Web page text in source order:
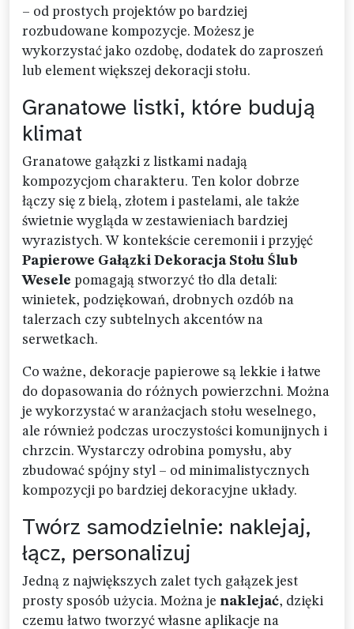
– od prostych projektów po bardziej
rozbudowane kompozycje. Możesz je
wykorzystać jako ozdobę, dodatek do zaproszeń
lub element większej dekoracji stołu.
Granatowe listki, które budują
klimat
Granatowe gałązki z listkami nadają
kompozycjom charakteru. Ten kolor dobrze
łączy się z bielą, złotem i pastelami, ale także
świetnie wygląda w zestawieniach bardziej
wyrazistych. W kontekście ceremonii i przyjęć
Papierowe Gałązki Dekoracja Stołu Ślub
Wesele pomagają stworzyć tło dla detali:
winietek, podziękowań, drobnych ozdób na
talerzach czy subtelnych akcentów na
serwetkach.
Co ważne, dekoracje papierowe są lekkie i łatwe
do dopasowania do różnych powierzchni. Można
je wykorzystać w aranżacjach stołu weselnego,
ale również podczas uroczystości komunijnych i
chrzcin. Wystarczy odrobina pomysłu, aby
zbudować spójny styl – od minimalistycznych
kompozycji po bardziej dekoracyjne układy.
Twórz samodzielnie: naklejaj,
łącz, personalizuj
Jedną z największych zalet tych gałązek jest
prosty sposób użycia. Można je naklejać, dzięki
czemu łatwo tworzyć własne aplikacje na